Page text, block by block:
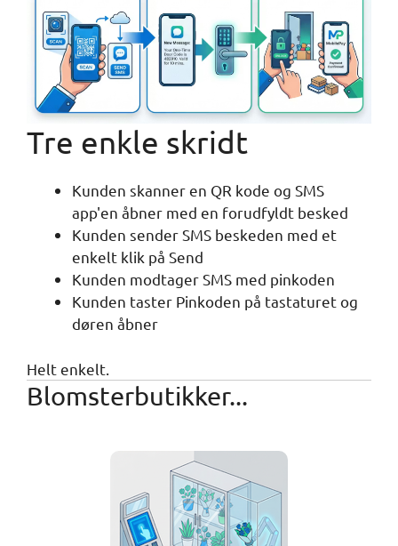
Tre enkle skridt
Kunden skanner en QR kode og SMS
app'en åbner med en forudfyldt besked
Kunden sender SMS beskeden med et
enkelt klik på Send
Kunden modtager SMS med pinkoden
Kunden taster Pinkoden på tastaturet og
døren åbner
Helt enkelt.
Blomsterbutikker...